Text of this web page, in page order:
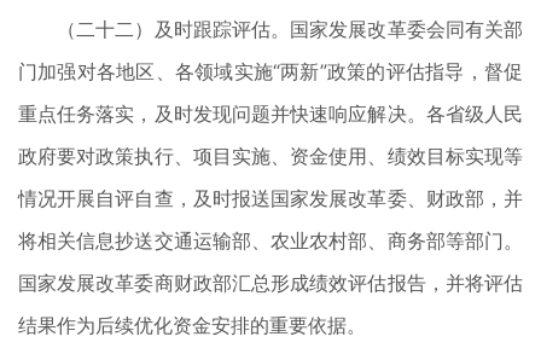
（二十二）及时跟踪评估。国家发展改革委会同有关部
门加强对各地区、各领域实施“两新”政策的评估指导，督促
重点任务落实，及时发现问题并快速响应解决。各省级人民
政府要对政策执行、项目实施、资金使用、绩效目标实现等
情况开展自评自查，及时报送国家发展改革委、财政部，并
将相关信息抄送交通运输部、农业农村部、商务部等部门。
国家发展改革委商财政部汇总形成绩效评估报告，并将评估
结果作为后续优化资金安排的重要依据。